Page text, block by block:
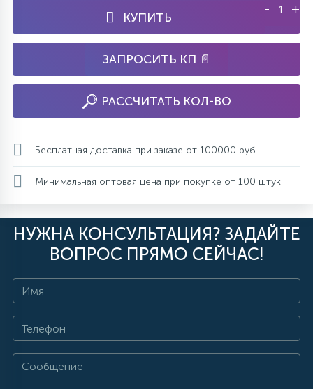
КУПИТЬ
- +
ЗАПРОСИТЬ КП 📄
РАССЧИТАТЬ КОЛ-ВО
Бесплатная доставка при заказе от 100000 руб.
Минимальная оптовая цена при покупке от 100 штук
НУЖНА КОНСУЛЬТАЦИЯ? ЗАДАЙТЕ
ВОПРОС ПРЯМО СЕЙЧАС!